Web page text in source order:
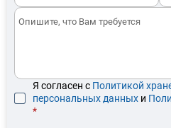
Я согласен с Политикой
персональных данных и
*